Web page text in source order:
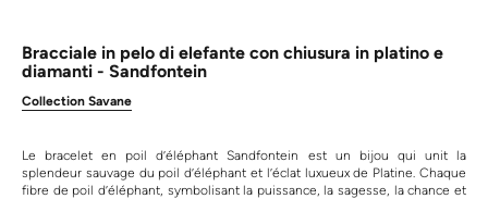
Bracciale in pelo di elefante con chiusura in platino e
diamanti - Sandfontein
Collection Savane
Le bracelet en poil d’éléphant Sandfontein est un bijou qui unit la
splendeur sauvage du poil d’éléphant et l’éclat luxueux de Platine. Chaque
fibre de poil d’éléphant, symbolisant la puissance, la sagesse, la chance et